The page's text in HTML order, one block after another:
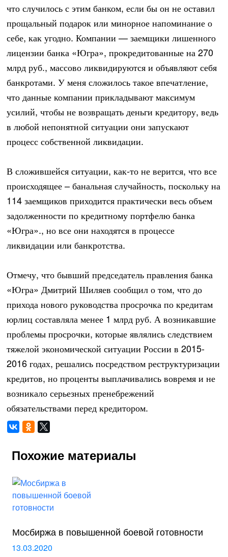
что случилось с этим банком, если бы он не оставил
прощальный подарок или минорное напоминание о
себе, как угодно. Компании — заемщики лишенного
лицензии банка «Югра», прокредитованные на 270
млрд руб., массово ликвидируются и объявляют себя
банкротами. У меня сложилось такое впечатление,
что данные компании прикладывают максимум
усилий, чтобы не возвращать деньги кредитору, ведь
в любой непонятной ситуации они запускают
процесс собственной ликвидации.
В сложившейся ситуации, как-то не верится, что все
происходящее – банальная случайность, поскольку на
114 заемщиков приходится практически весь объем
задолженности по кредитному портфелю банка
«Югра»., но все они находятся в процессе
ликвидации или банкротства.
Отмечу, что бывший председатель правления банка
«Югра» Дмитрий Шиляев сообщил о том, что до
прихода нового руководства просрочка по кредитам
юрлиц составляла менее 1 млрд руб. А возникавшие
проблемы просрочки, которые являлись следствием
тяжелой экономической ситуации России в 2015-
2016 годах, решались посредством реструктуризации
кредитов, но проценты выплачивались вовремя и не
возникало серьезных пренебрежений
обязательствами перед кредитором.
Похожие материалы
Мосбиржа в повышенной боевой готовности
13.03.2020